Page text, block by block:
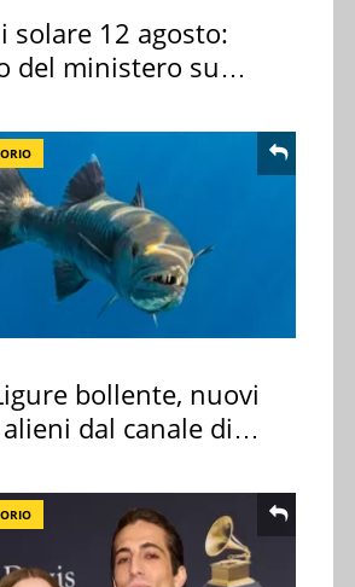
solare 12 agosto:
del ministero su
bollente, nuovi
dal canale di